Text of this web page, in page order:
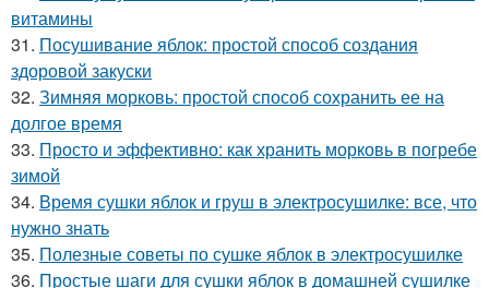
витамины
31. Посушивание яблок: простой способ создания
здоровой закуски
32. Зимняя морковь: простой способ сохранить ее на
долгое время
33. Просто и эффективно: как хранить морковь в погребе
зимой
34. Время сушки яблок и груш в электросушилке: все, что
нужно знать
35. Полезные советы по сушке яблок в электросушилке
36. Простые шаги для сушки яблок в домашней сушилке